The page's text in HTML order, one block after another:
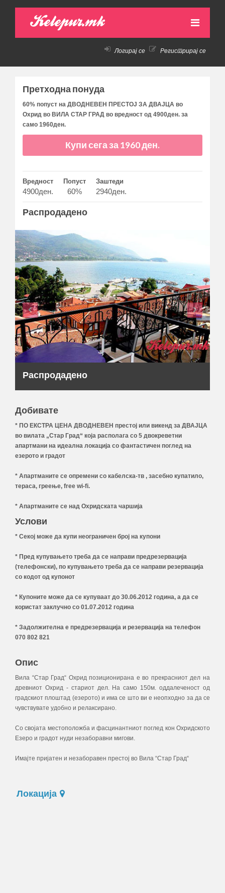
Kelepur.mk
КАКО ДА КУПАМ!
Логирај се Регистрирај се
Претходна понуда
60% попуст на ДВОДНЕВЕН ПРЕСТОЈ ЗА ДВАЈЦА во
Охрид во ВИЛА СТАР ГРАД во вредност од 4900ден. за
само 1960ден.
Купи сега за 1960 ден.
Вредност
4900ден.
Попуст
60%
Заштеди
2940ден.
Распродадено
Распродадено
Добивате
* ПО ЕКСТРА ЦЕНА ДВОДНЕВЕН престој или викенд за ДВАЈЦА
во вилата „Стар Град“ која располага со 5 двокреветни
апартмани на идеална локација со фантастичен поглед на
езерото и градот
* Апартманите се опремени со кабелска-тв , засебно купатило,
тераса, греење, free wi-fi.
* Апартманите се над Охридската чаршија
Услови
* Секој може да купи неограничен број на купони
* Пред купувањето треба да се направи предрезервација
(телефонски), по купувањето треба да се направи резервација
со кодот од купонот
* Купоните може да се купуваат до 30.06.2012 година, а да се
користат заклучно со 01.07.2012 година
* Задолжителна е предрезервација и резервација на телефон
070 802 821
Опис
Вила “Стар Град“ Охрид позиционирана е во прекрасниот дел на
древниот Охрид - стариот дел. На само 150м. оддалеченост од
градскиот плоштад (езерото) и има се што ви е неопходно за да се
чувствувате удобно и релаксирано.
Со својата местоположба и фасцинантниот поглед кон Oхридското
Езеро и градот нуди незаборавни мигови.
Имајте пријатен и незаборавен престој во Вила “Стар Град“
Локација